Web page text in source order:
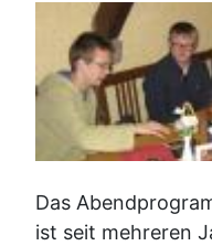
Das
ist seit mehreren